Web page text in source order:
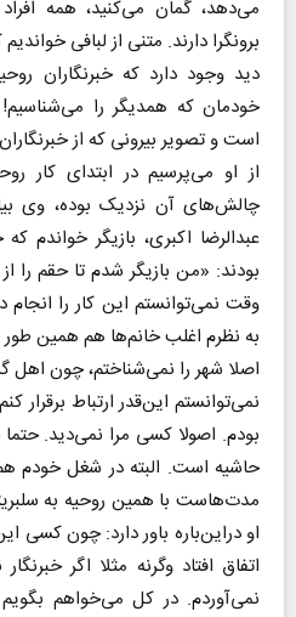
می‌دهد، گمان می‌کنید، همه
برونگرا دارند. متنی از لبافی
دید وجود دارد که خبرنگاران
خودمان که همدیگر را می‌شناسیم!
است و تصویر بیرونی که از
از او می‌پرسیم در ابتدای کار
چالش‌های آن نزدیک بوده، وی
عبدالرضا اکبری، بازیگر خواندم
بودند: «من بازیگر شدم تا حقم را
وقت نمی‌توانستم این کار را
به نظرم اغلب خانم‌ها هم همین طور
اصلا شهر را نمی‌شناختم، چون
نمی‌توانستم این‌قدر ارتباط
بودم. اصولا کسی مرا نمی‌دید.
حاشیه است. البته در شغل خودم
مدت‌هاست با همین روحیه به
او دراین‌باره باور دارد: چون
اتفاق افتاد وگرنه مثلا اگر
نمی‌آوردم. در کل می‌خواهم